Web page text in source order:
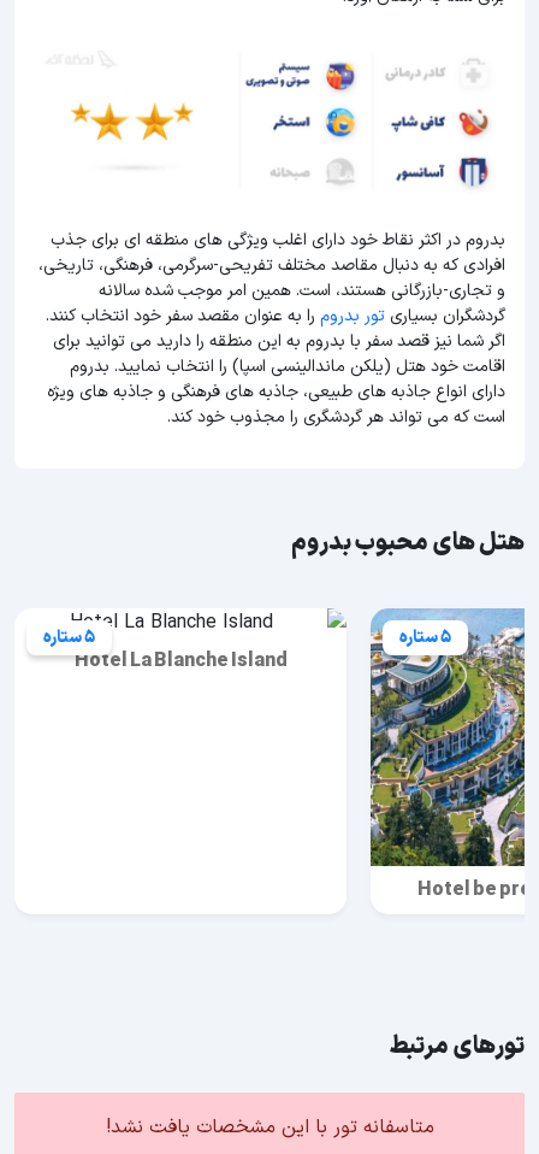
بدروم در اکثر نقاط خود دارای اغلب ویژگی های منطقه ای برای جذب
افرادی که به دنبال مقاصد مختلف تفریحی-سرگرمی، فرهنگی، تاریخی،
و تجاری-بازرگانی هستند، است. همین امر موجب شده سالانه
گردشگران بسیاریتور بدروم را به عنوان مقصد سفر خود انتخاب کنند.
اگر شما نیز قصد سفر با بدروم به این منطقه را دارید می توانید برای
اقامت خود هتل (یلکن ماندالینسی اسپا) را انتخاب نمایید. بدروم
دارای انواع جاذبه های طبیعی، جاذبه های فرهنگی و جاذبه های ویژه
است که می تواند هر گردشگری را مجذوب خود کند.
هتل های محبوب بدروم
5 ستاره
Hotel be
5 ستاره
Hotel La Blanche Island
تورهای مرتبط
متاسفانه تور با این مشخصات یافت نشد!